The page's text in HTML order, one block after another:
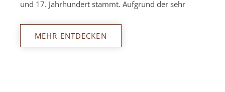
und 17. Jahrhundert stammt. Aufgrund der sehr
MEHR ENTDECKEN